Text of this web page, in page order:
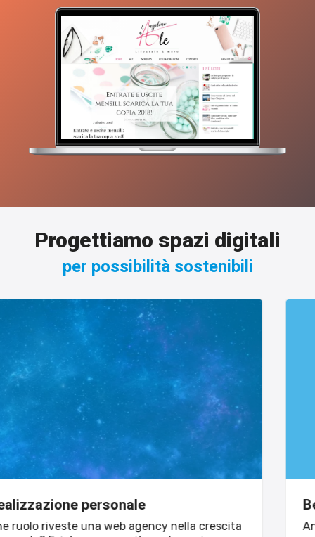
Sito web
Linvisibile
Settore tecnico, servizi e consulenze
Progettiamo spazi digitali
per possibilità sostenibili
Benvenuto in MaMaStudiOs
Anno 2004: frequentavo il primo anno di